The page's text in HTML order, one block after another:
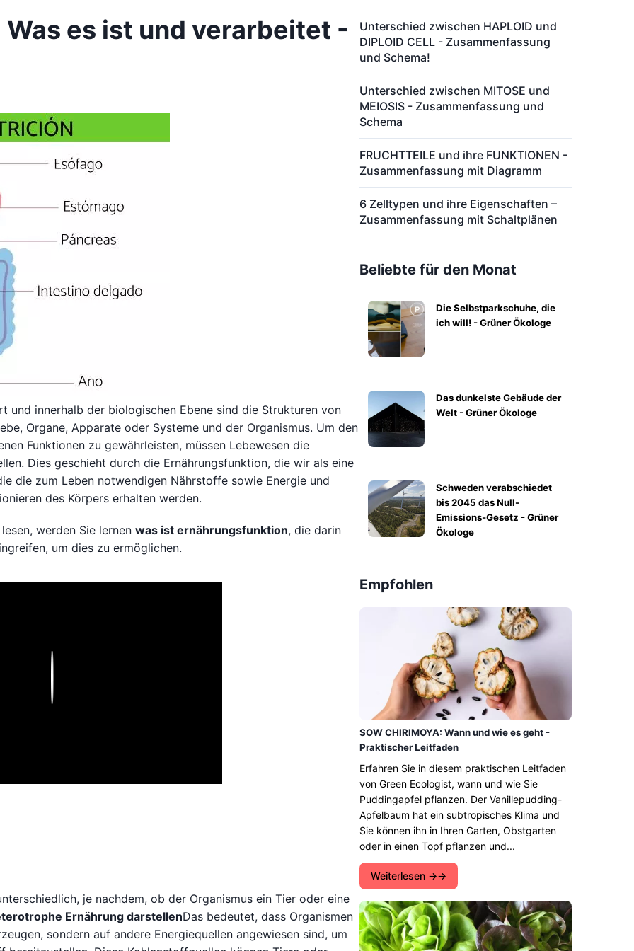
es ist und verarbeitet -
und innerhalb der biologischen Ebene sind die Strukturen von
Organe, Apparate oder Systeme und der Organismus. Um den
Funktionen zu gewährleisten, müssen Lebewesen die
Dies geschieht durch die Ernährungsfunktion, die wir als eine
die zum Leben notwendigen Nährstoffe sowie Energie und
des Körpers erhalten werden.
werden Sie lernen was ist ernährungsfunktion, die darin
um dies zu ermöglichen.
je nachdem, ob der Organismus ein Tier oder eine
Ernährung darstellenDas bedeutet, dass Organismen
sondern auf andere Energiequellen angewiesen sind, um
Unterschied zwischen HAPLOID und
DIPLOID CELL - Zusammenfassung
und Schema!
Unterschied zwischen MITOSE und
MEIOSIS - Zusammenfassung und
Schema
FRUCHTTEILE und ihre FUNKTIONEN -
Zusammenfassung mit Diagramm
6 Zelltypen und ihre Eigenschaften –
Zusammenfassung mit Schaltplänen
Beliebte für den Monat
Die Selbstparkschuhe, die
ich will! - Grüner Ökologe
Das dunkelste Gebäude der
Welt - Grüner Ökologe
Schweden verabschiedet
bis 2045 das Null-
Emissions-Gesetz - Grüner
Ökologe
Empfohlen
SOW CHIRIMOYA: Wann und wie es geht -
Praktischer Leitfaden
Erfahren Sie in diesem praktischen Leitfaden
von Green Ecologist, wann und wie Sie
Puddingapfel pflanzen. Der Vanillepudding-
Apfelbaum hat ein subtropisches Klima und
Sie können ihn in Ihren Garten, Obstgarten
oder in einen Topf pflanzen und...
Weiterlesen →